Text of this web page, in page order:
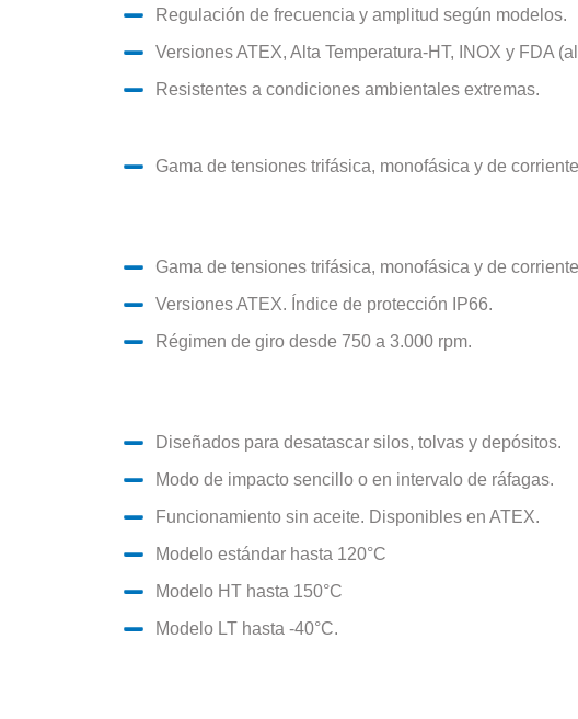
Regulación de frecuencia y amplitud según modelos.
Versiones ATEX, Alta Temperatura-HT, INOX y FDA
Resistentes a condiciones ambientales extremas.
Gama de tensiones trifásica, monofásica y de
Gama de tensiones trifásica, monofásica y de
Versiones ATEX. Índice de protección IP66.
Régimen de giro desde 750 a 3.000 rpm.
Diseñados para desatascar silos, tolvas y depósitos.
Modo de impacto sencillo o en intervalo de ráfagas.
Funcionamiento sin aceite. Disponibles en ATEX.
Modelo estándar hasta 120°C
Modelo HT hasta 150°C
Modelo LT hasta -40°C.